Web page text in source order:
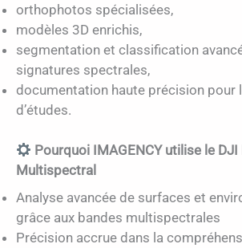
orthophotos spécialisées,
modèles 3D enrichis,
segmentation et classification
signatures spectrales,
documentation haute précision pour
d’études.
Pourquoi IMAGENCY utilise le DJI
Multispectral
Analyse avancée de surfaces et
grâce aux bandes multispectrales
Précision accrue dans la